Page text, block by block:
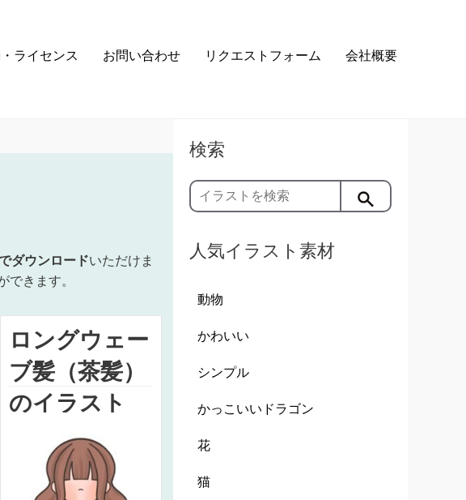
ライセンス お問い合わせ リクエストフォーム 会社概要
ダウンロードいただけま
できます。
ロングウェー
ブ髪（茶髪）
のイラスト
検索
人気イラスト素材
動物
かわいい
シンプル
かっこいいドラゴン
花
猫